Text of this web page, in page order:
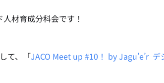
材育成分科会です！
て、「JACO Meet up #10！ by Jagu’e’r